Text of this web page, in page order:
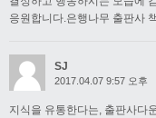
응원합니다.은행나무 출판사
SJ
2017.04.07 9:57 오후
지식을 유통한다는, 출판사다